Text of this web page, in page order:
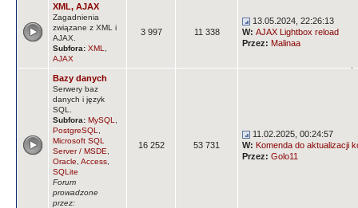
XML, AJAX
Zagadnienia
związane z XML i
AJAX.
Subfora: XML
AJAX
3 997 11 338
13.05.2024, 22:26:13
W: AJAX Lightbox reload
Przez: Malinaa
Bazy danych
Serwery baz
danych i język
SQL.
Subfora: MySQL
PostgreSQL
Microsoft SQL
Server / MSDE
Oracle Access
SQLite
Forum
prowadzone
przez:
16 252 53 731
11.02.2025, 00:24:57
W: Komenda do aktualizacji
Przez: Golo11